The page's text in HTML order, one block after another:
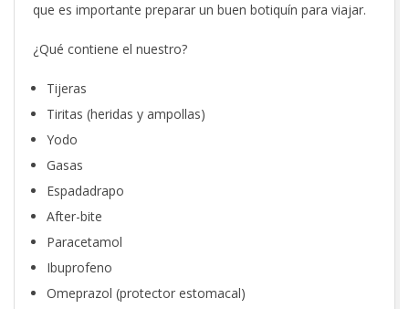
que es importante preparar un buen botiquín para viajar.
¿Qué contiene el nuestro?
Tijeras
Tiritas (heridas y ampollas)
Yodo
Gasas
Espadadrapo
After-bite
Paracetamol
Ibuprofeno
Omeprazol (protector estomacal)